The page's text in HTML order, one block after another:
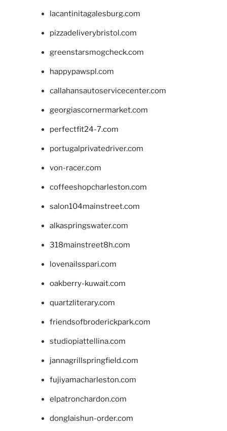
lacantinitagalesburg.com
pizzadeliverybristol.com
greenstarsmogcheck.com
happypawspl.com
callahansautoservicecenter.com
georgiascornermarket.com
perfectfit24-7.com
portugalprivatedriver.com
von-racer.com
coffeeshopcharleston.com
salon104mainstreet.com
alkaspringswater.com
318mainstreet8h.com
lovenailsspari.com
oakberry-kuwait.com
quartzliterary.com
friendsofbroderickpark.com
studiopiattellina.com
jannagrillspringfield.com
fujiyamacharleston.com
elpatronchardon.com
donglaishun-order.com